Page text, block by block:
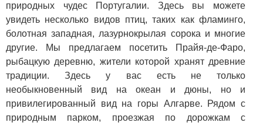
природных чудес Португалии. Здесь вы можете
увидеть несколько видов птиц, таких как фламинго,
болотная западная, лазурнокрылая сорока и многие
другие. Мы предлагаем посетить Прайя-де-Фаро,
рыбацкую деревню, жители которой хранят древние
традиции. Здесь у вас есть не только
необыкновенный вид на океан и дюны, но и
привилегированный вид на горы Алгарве. Рядом с
природным парком, проезжая по дорожкам с